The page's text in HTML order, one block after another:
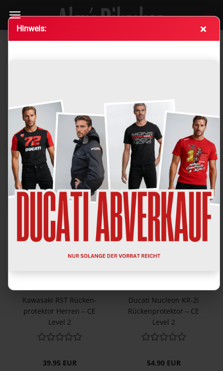
Hin­weis:
PROTEKTOREN FÜR JACKEN &
Hier finden Sie hochwertige Protektoren zur Ergänzung Ihrer
Motorradjacke oder -hose – für optimalen Aufprallschutz,
Komfort und passgenauen Sitz bei jedem Einsatz.
Sortieren nach
Sortieren nach
Alle Hersteller
pro Seite
16 pro Seite
pro Seite
SOLD OUT
Ka­wa­sa­ki RST Rü­cken­
pro­tek­tor Her­ren – CE
Level 2
39.95 EUR
Du­ca­ti Nu­cle­on KR-2i
Rü­cken­pro­tek­tor – CE
Level 2
54.90 EUR